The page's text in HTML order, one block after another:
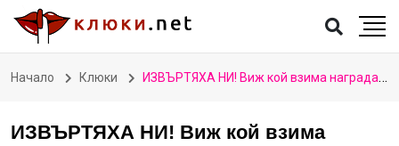
Начало Клюки ИЗВЪРТЯХА НИ! Виж кой взима наградата след буйствата на Багата
ИЗВЪРТЯХА НИ! Виж кой взима